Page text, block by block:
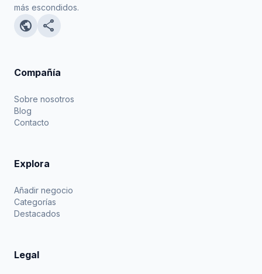
más escondidos.
public share
Compañía
Sobre nosotros
Blog
Contacto
Explora
Añadir negocio
Categorías
Destacados
Legal